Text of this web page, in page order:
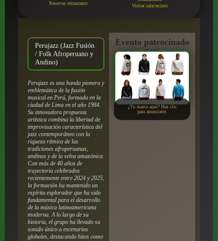
Reservar restaurante Visitar sala/recinto
Perujazz (Jazz Fusión
/ Folk Afroperuano y
Andino)
Perujazz es una banda pionera y
emblemática de la fusión
musical en Perú, formada en la
ciudad de Lima en el año 1984.
Su innovadora propuesta
artística combina la libertad de
improvisación característica del
jazz contemporáneo con la
riqueza rítmica de las
tradiciones afroperuanas,
andinas y de la selva amazónica.
Con más de 40 años de
trayectoria celebrados
recientemente entre 2024 y 2025,
la formación ha mantenido un
espíritu explorador que ha sido
fundamental para el desarrollo
de la música latinoamericana
moderna. A lo largo de su
historia, el grupo ha llevado su
sonido único a escenarios
globales, destacando hitos como
Evento patrocinado
por:
¿Tu marca aquí? Haz clic
para anunciarte.